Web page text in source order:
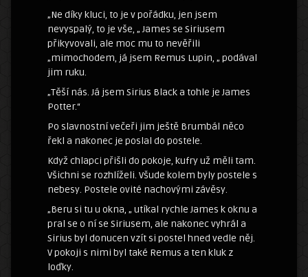
„Ne díky kluci, to je v pořádku, jen jsem
nevyspalý, to je vše, „ James se Siriusem
přikyvovali, ale moc mu to nevěřili
„mimochodem, já jsem Remus Lupin, „ podával
jim ruku.
„Těší nás. Já jsem Sirius Black a tohle je James
Potter.“
Po slavnostní večeři jim ještě Brumbál něco
řekl a nakonec je poslal do postele.
Když chlapci přišli do pokoje, kufry už měli tam.
Všichni se rozhlíželi. Všude kolem byly postele s
nebesy. Postele ovité nachovými závěsy.
„Beru si tu u okna, „ utíkal rychle James k oknu a
pral se o ní se Siriusem, ale nakonec vyhrál a
Sirius byl donucen vzít si postel hned vedle něj.
V pokoji s nimi byl také Remus a ten kluk z
loďky.